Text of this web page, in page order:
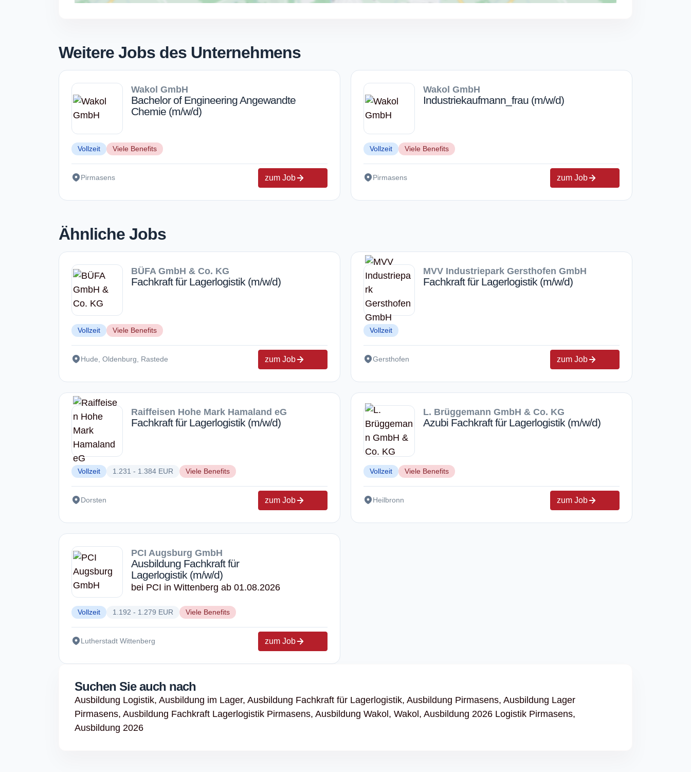
Weitere Jobs des Unternehmens
Wakol GmbH
Bachelor of Engineering Angewandte
Chemie (m/w/d)
Vollzeit Viele Benefits
Pirmasens zum Job
Wakol GmbH
Industriekaufmann_frau (m/w/d)
Vollzeit Viele Benefits
Pirmasens zum Job
Ähnliche Jobs
BÜFA GmbH & Co. KG
Fachkraft für Lagerlogistik (m/w/d)
Vollzeit Viele Benefits
Hude, Oldenburg, Rastede zum Job
MVV Industriepark Gersthofen GmbH
Fachkraft für Lagerlogistik (m/w/d)
Vollzeit
Gersthofen zum Job
Raiffeisen Hohe Mark Hamaland eG
Fachkraft für Lagerlogistik (m/w/d)
Vollzeit 1.231 - 1.384 EUR Viele Benefits
Dorsten zum Job
L. Brüggemann GmbH & Co. KG
Azubi Fachkraft für Lagerlogistik (m/w/d)
Vollzeit Viele Benefits
Heilbronn zum Job
PCI Augsburg GmbH
Ausbildung Fachkraft für
Lagerlogistik (m/w/d)
bei PCI in Wittenberg ab 01.08.2026
Vollzeit 1.192 - 1.279 EUR Viele Benefits
Lutherstadt Wittenberg zum Job
Suchen Sie auch nach
Ausbildung Logistik, Ausbildung im Lager, Ausbildung Fachkraft für Lagerlogistik, Ausbildung Pirmasens, Ausbildung Lager
Pirmasens, Ausbildung Fachkraft Lagerlogistik Pirmasens, Ausbildung Wakol, Wakol, Ausbildung 2026 Logistik Pirmasens,
Ausbildung 2026